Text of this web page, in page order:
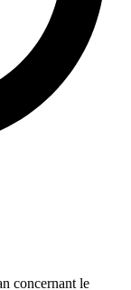
concernant le